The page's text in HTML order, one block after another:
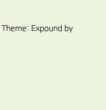
Theme: Expound by